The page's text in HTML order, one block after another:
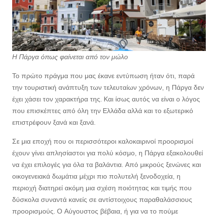
Η Πάργα όπως φαίνεται από τον μώλο
Το πρώτο πράγμα που μας έκανε εντύπωση ήταν ότι, παρά
την τουριστική ανάπτυξη των τελευταίων χρόνων, η Πάργα δεν
έχει χάσει τον χαρακτήρα της. Και ίσως αυτός να είναι ο λόγος
που επισκέπτες από όλη την Ελλάδα αλλά και το εξωτερικό
επιστρέφουν ξανά και ξανά.
Σε μια εποχή που οι περισσότεροι καλοκαιρινοί προορισμοί
έχουν γίνει απλησίαστοι για πολύ κόσμο, η Πάργα εξακολουθεί
να έχει επιλογές για όλα τα βαλάντια. Από μικρούς ξενώνες και
οικογενειακά δωμάτια μέχρι πιο πολυτελή ξενοδοχεία, η
περιοχή διατηρεί ακόμη μια σχέση ποιότητας και τιμής που
δύσκολα συναντά κανείς σε αντίστοιχους παραθαλάσσιους
προορισμούς. Ο Αύγουστος βέβαια, ή για να το πούμε